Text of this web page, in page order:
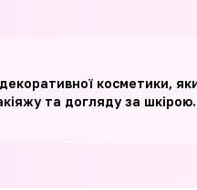
косметики,
та догляду за